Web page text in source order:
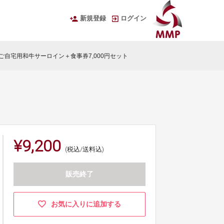
新規登録 ログイン
自宅用和牛サーロイン＋食事券7,000円セット
¥9,200 (税込/送料込)
販売終了
お気に入りに追加する